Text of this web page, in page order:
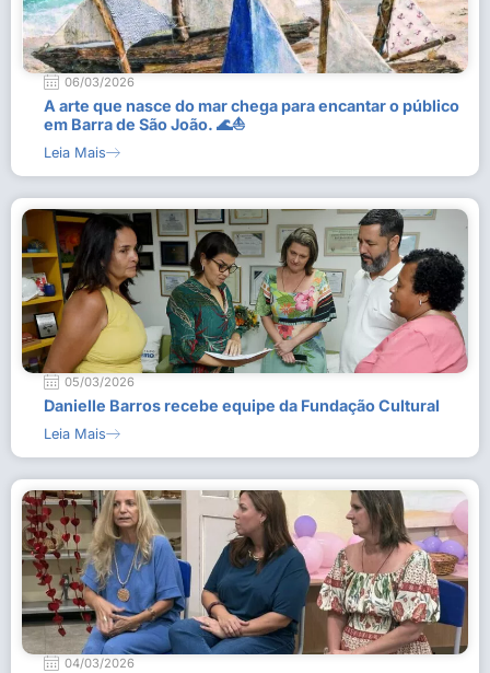
06/03/2026
A arte que nasce do mar chega para encantar o público
em Barra de São João. 🌊⛵
Leia Mais
05/03/2026
Danielle Barros recebe equipe da Fundação Cultural
Leia Mais
04/03/2026